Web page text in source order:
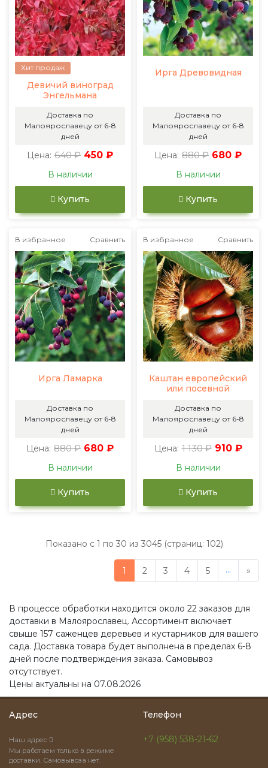
Хит продаж
Девичий виноград
Энгельмана
Доставка по
Малоярославецу от 6-8
дней
Цена: 640 ₽ 450 ₽
В наличии
Купить
Ирга Древовидная
Доставка по
Малоярославецу от 6-8
дней
Цена: 880 ₽ 680 ₽
В наличии
Купить
В избранное Сравнить
Ирга Ламарка
Доставка по
Малоярославецу от 6-8
дней
Цена: 880 ₽ 680 ₽
В наличии
Купить
В избранное Сравнить
Каштан европейский
или посевной
Доставка по
Малоярославецу от 6-8
дней
Цена: 1 130 ₽ 910 ₽
В наличии
Купить
Показано с 1 по 30 из 3045 (страниц: 102)
1 2 3 4 5 ... »
В процессе обработки находится около 22 заказов для
доставки в Малоярославец. Ассортимент включает
свыше 157 саженцев деревьев и кустарников для вашего
сада. Доставка товара будет выполнена в пределах 6-8
дней после подтверждения заказа. Самовывоз
отсутствует.
Цены актуальны на 07.08.2026
Адрес
Наш адрес
Мы работаем только в режиме
доставки. Самовывоза нет.
Телефон
+7 (958) 538-21-62